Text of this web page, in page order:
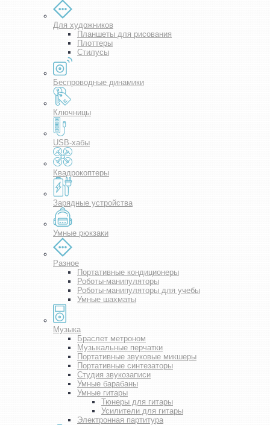
Для художников
Планшеты для рисования
Плоттеры
Стилусы
Беспроводные динамики
Ключницы
USB-хабы
Квадрокоптеры
Зарядные устройства
Умные рюкзаки
Разное
Портативные кондиционеры
Роботы-манипуляторы
Роботы-манипуляторы для учебы
Умные шахматы
Музыка
Браслет метроном
Музыкальные перчатки
Портативные звуковые микшеры
Портативные синтезаторы
Студия звукозаписи
Умные барабаны
Умные гитары
Тюнеры для гитары
Усилители для гитары
Электронная партитура